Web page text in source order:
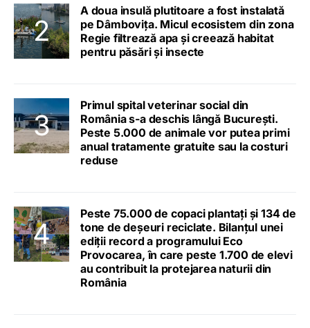
A doua insulă plutitoare a fost instalată
pe Dâmbovița. Micul ecosistem din zona
Regie filtrează apa și creează habitat
pentru păsări și insecte
Primul spital veterinar social din
România s-a deschis lângă București.
Peste 5.000 de animale vor putea primi
anual tratamente gratuite sau la costuri
reduse
Peste 75.000 de copaci plantați și 134 de
tone de deșeuri reciclate. Bilanțul unei
ediții record a programului Eco
Provocarea, în care peste 1.700 de elevi
au contribuit la protejarea naturii din
România